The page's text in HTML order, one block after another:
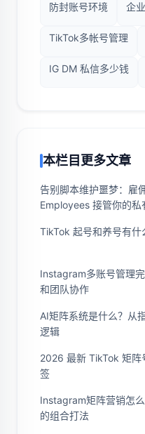
防封账号环境 企
TikTok多帐号管理
IG DM 私信多少钱
本栏目更多文章
告别脚本维护噩梦：雇
Employees 接管你的私
TikTok 起号和养号有什
Instagram多账号管理
和团队协作
AI矩阵系统是什么？从
逻辑
2026 最新 TikTok 矩阵
签
Instagram矩阵营销怎
的组合打法